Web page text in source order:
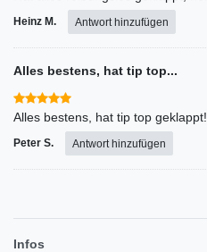
Heinz M. Antwort hinzufügen
Alles bestens, hat tip top...
Alles bestens, hat tip top geklappt!
Peter S. Antwort hinzufügen
Infos